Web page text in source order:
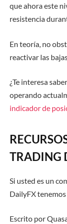
que ahora este
resistencia
En teoría, no
reactivar las
¿Te interesa
operando
indicador de
TRADING
Si usted es un
DailyFX
Escrito por